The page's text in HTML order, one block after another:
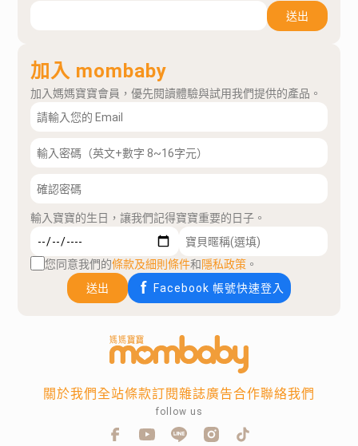
送出
加入 mombaby
加入媽媽寶寶會員，優先閱讀體驗與試用我們提供的產品。
輸入寶寶的生日，讓我們記得寶寶重要的日子。
您同意我們的條款及細則條件和隱私政策 。
送出
Facebook 帳號快速登入
關於我們全站條款訂閱雜誌廣告合作聯絡我們
follow us